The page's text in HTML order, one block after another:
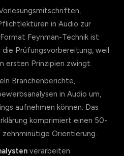
in Audio zur
Feynman-Technik ist
Prüfungsvorbereitung, weil
ersten Prinzipien zwingt.
Branchenberichte,
in Audio um,
aufnehmen können. Das
komprimiert einen 50-
Orientierung.
verarbeiten